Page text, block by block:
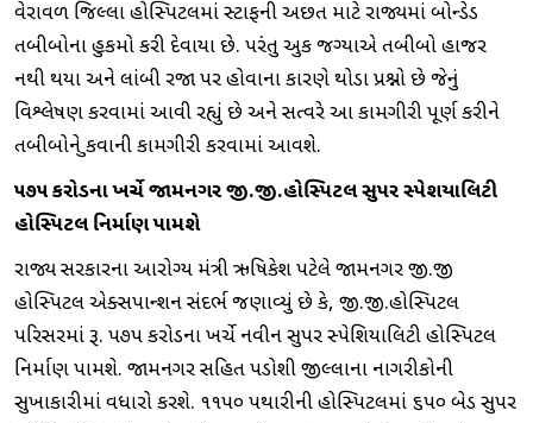
વેરાવળ જિલ્લા હોસ્પિટલમાં સ્ટાફની અછત માટે રાજ્યમાં બોન્ડેડ
તબીબોના હુકમો કરી દેવાયા છે. પરંતુ અમુક જગ્યાએ તબીબો હાજર
નથી થયા અને લાંબી રજા પર હોવાના કારણે થોડા પ્રશ્નો છે જેનું
વિશ્લેષણ કરવામાં આવી રહ્યું છે અને સત્વરે આ કામગીરી પૂર્ણ કરીને
તબીબોને મુકવાની કામગીરી કરવામાં આવશે.
૫૭૫ કરોડના ખર્ચે જામનગર જી.જી.હોસ્પિટલ સુપર સ્પેશિયાલિટી
હોસ્પિટલ નિર્માણ પામશે
રાજ્ય સરકારના આરોગ્ય મંત્રી ઋષિકેશ પટેલે જામનગર જી.જી
હોસ્પિટલ એક્સપાન્શન સંદર્ભ જણાવ્યું છે કે, જી.જી.હોસ્પિટલ
પરિસરમાં રૂ. ૫૭૫ કરોડના ખર્ચે નવીન સુપર સ્પેશિયાલિટી હોસ્પિટલ
નિર્માણ પામશે. જામનગર સહિત પડોશી જીલ્લાના નાગરીકોની
સુખાકારીમાં વધારો કરશે. ૧૧૫૦ પથારીની હોસ્પિટલમાં ૬૫૦ બેડ સુપર